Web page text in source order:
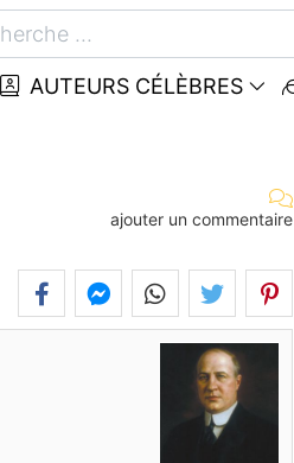
AUTEURS CÉLÈBRES
ajouter un commentaire